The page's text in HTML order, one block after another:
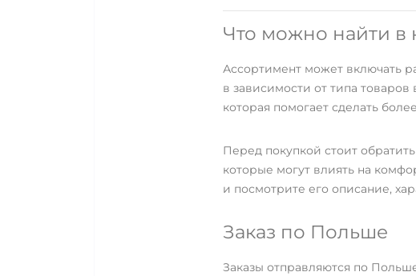
Что можно найти в
Ассортимент может включать
в зависимости от типа
которая помогает сделать
Перед покупкой стоит
которые могут влиять на
и посмотрите его описание,
Заказ по Польше
Заказы отправляются по